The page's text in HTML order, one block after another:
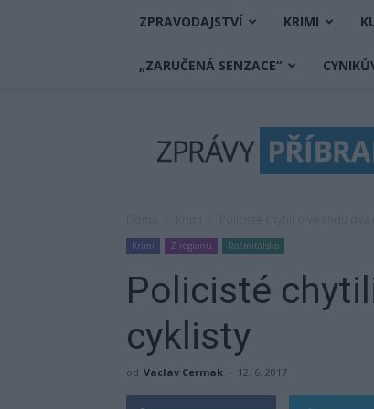
ZPRAVODAJSTVÍ KRIMI
„ZARUČENÁ SENZACE“
Příbram
Krimi Z regionu Rožmitálsko
Policisté
cyklisty
od Vaclav Cermak - 12. 6. 2017